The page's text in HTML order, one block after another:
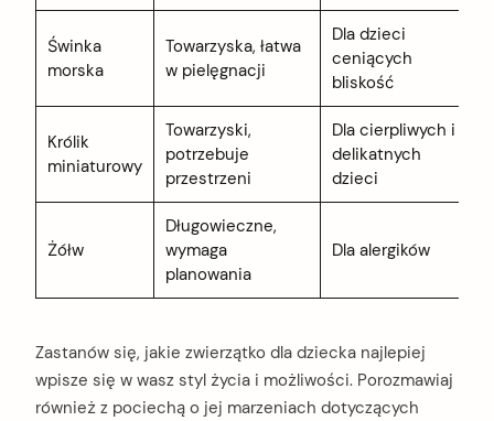
Świnka
morska
Towarzyska, łatwa
w pielęgnacji
Dla dzieci
ceniących
bliskość
Królik
miniaturowy
Towarzyski,
potrzebuje
przestrzeni
Dla cierpliwych i
delikatnych
dzieci
Żółw
Długowieczne,
wymaga
planowania
Dla alergików
Zastanów się, jakie zwierzątko dla dziecka najlepiej
wpisze się w wasz styl życia i możliwości. Porozmawiaj
również z pociechą o jej marzeniach dotyczących